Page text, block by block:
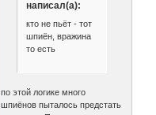
написал(а):
кто не пьёт - тот
шпиён, вражина
то есть
по этой логике много
шпиёнов пыталось предстать